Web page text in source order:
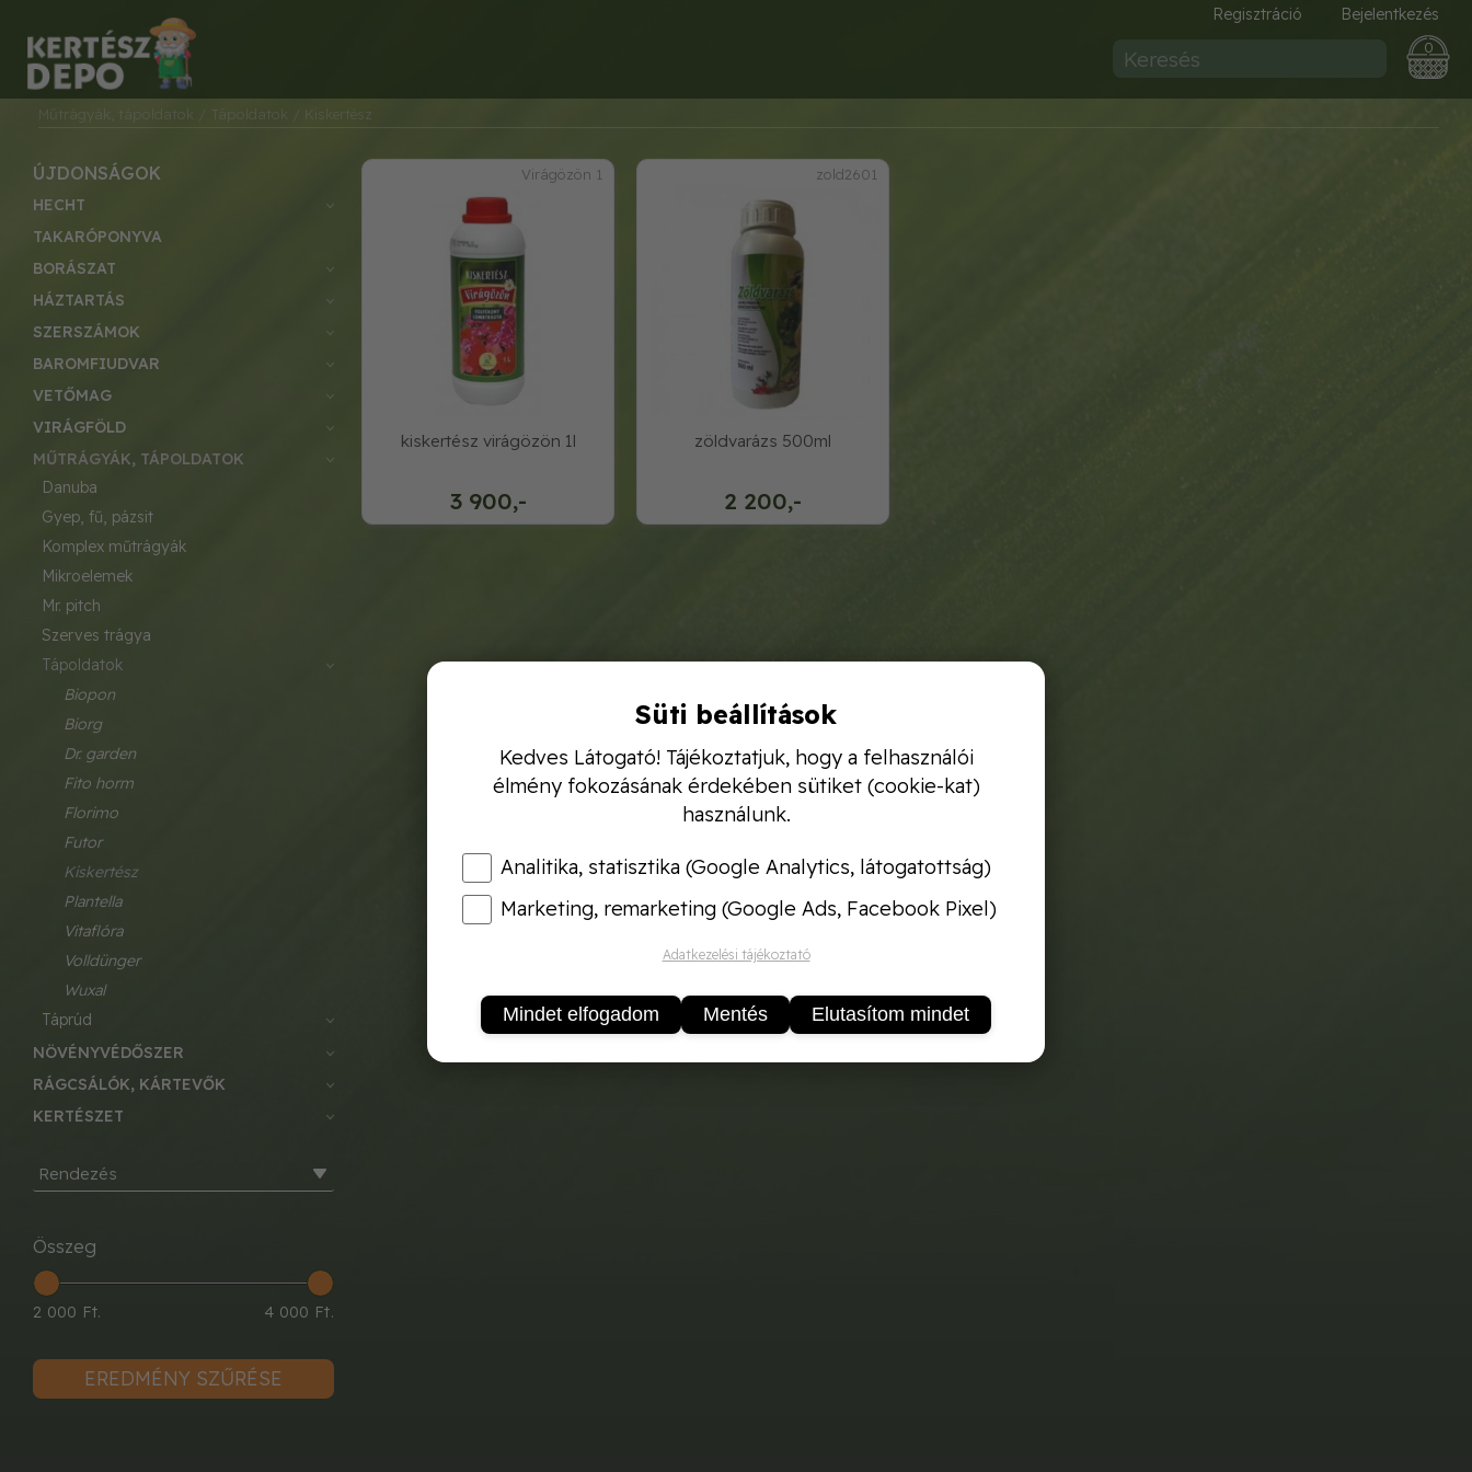
Regisztráció Bejelentkezés
0
Műtrágyák, tápoldatok / Tápoldatok / Kiskertész
Virágözön 1
3 900,-
kiskertész virágözön 1l
zold2601
2 200,-
zöldvarázs 500ml
ÚJDONSÁGOK
HECHT
TAKARÓPONYVA
BORÁSZAT
HÁZTARTÁS
SZERSZÁMOK
BAROMFIUDVAR
VETŐMAG
VIRÁGFÖLD
MŰTRÁGYÁK, TÁPOLDATOK
danuba
gyep, fű, pázsit
komplex műtrágyák
mikroelemek
mr. pitch
szerves trágya
tápoldatok
biopon
biorg
dr. garden
fito horm
florimo
futor
kiskertész
plantella
vitaflóra
volldünger
wuxal
táprúd
NÖVÉNYVÉDŐSZER
RÁGCSÁLÓK, KÁRTEVŐK
KERTÉSZET
Rendezés
Összeg
2 000 Ft. 4 000 Ft.
EREDMÉNY SZŰRÉSE
Süti beállítások
Kedves Látogató! Tájékoztatjuk, hogy a felhasználói
élmény fokozásának érdekében sütiket (cookie-kat)
használunk.
Analitika, statisztika (Google Analytics, látogatottság)
Marketing, remarketing (Google Ads, Facebook Pixel)
Adatkezelési tájékoztató
Mindet elfogadom Mentés Elutasítom mindet